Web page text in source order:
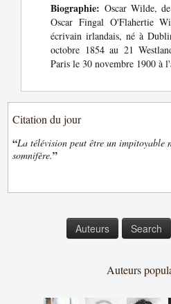
Biographie: Oscar Wilde,
Oscar Fingal O'Flahertie
écrivain irlandais, né à
octobre 1854 au 21
Paris le 30 novembre 1900 à
Citation du jour
“La télévision peut être un impitoyable
somnifère.”
Auteurs Search
Auteurs